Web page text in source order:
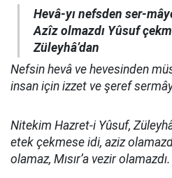
Hevâ-yı nefsden ser-
Azîz olmazdı Yûsuf
Züleyhâ’dan
Nefsin hevâ ve hevesinden
insan için izzet ve şeref
Nitekim Hazret-i Yûsuf,
etek çekmese idi, aziz
olamaz, Mısır’a vezir olamazdı.